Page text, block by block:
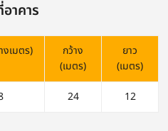
าคาร
เมตร)
กว้าง
(เมตร)
ยาว
(เมตร)
24 12